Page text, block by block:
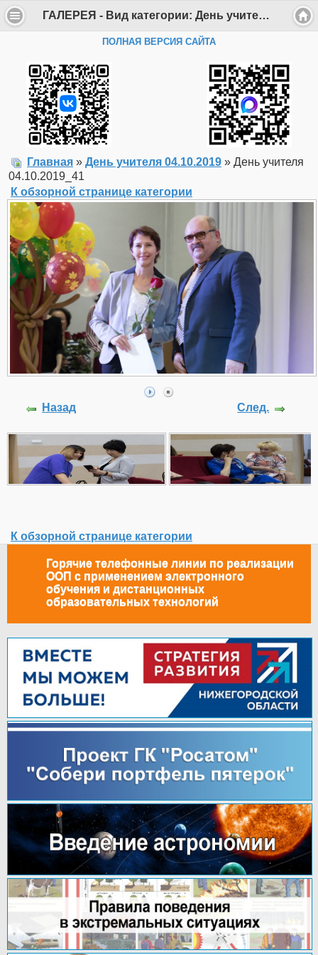
ГАЛЕРЕЯ - Вид категории: День учителя 04.10.2019 - Фото: День учителя 04.10.2019_41 - Департамент образования Администрации г. Саров
ПОЛНАЯ ВЕРСИЯ САЙТА
Главная » День учителя 04.10.2019 » День учителя
04.10.2019_41
К обзорной странице категории
Назад След.
К обзорной странице категории
Горячие телефонные линии по реализации
ООП с применением электронного
обучения и дистанционных
образовательных технологий